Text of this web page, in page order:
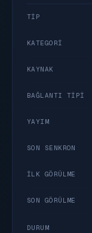
TIP
KATEGORI
KAYNAK
BAĞLANTI TIPI
YAYIM
SON SENKRON
İLK GÖRÜLME
SON GÖRÜLME
DURUM